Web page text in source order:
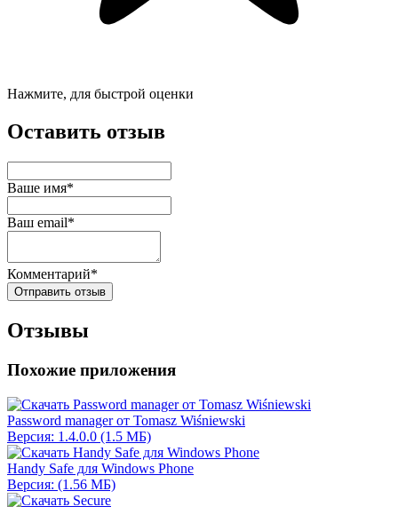
Нажмите, для быстрой оценки
Оставить отзыв
Ваше имя*
Ваш email*
Комментарий*
Отправить отзыв
Отзывы
Похожие приложения
Password manager от Tomasz Wiśniewski
Версия: 1.4.0.0 (1.5 МБ)
Handy Safe для Windows Phone
Версия: (1.56 МБ)